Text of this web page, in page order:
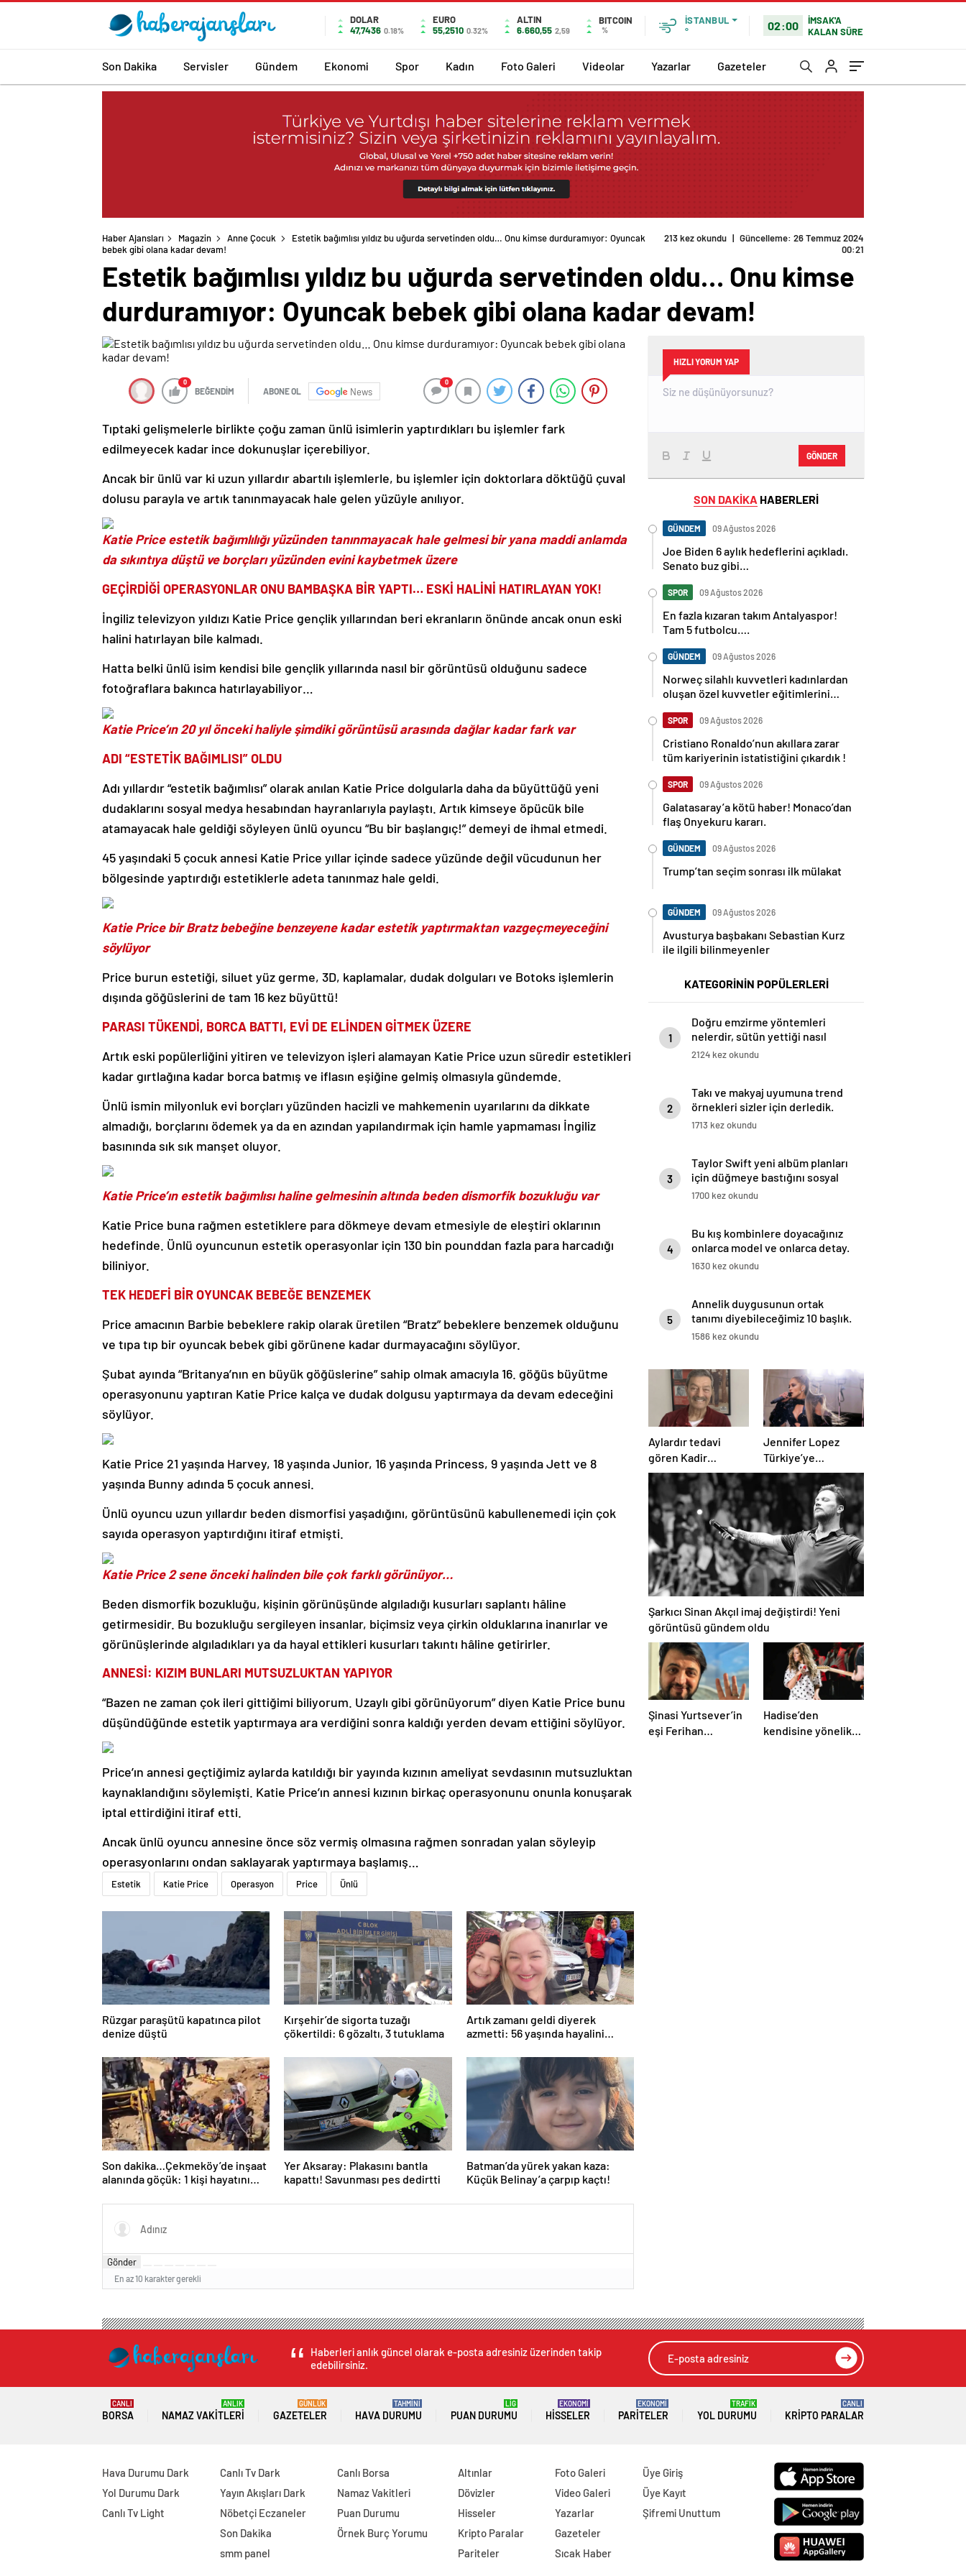
DOLAR
47,7436 0.18%
EURO
55,2510 0.32%
ALTIN
6.660,55 2,59
BITCOIN
%
İSTANBUL
°
02:00
İMSAK'A
KALAN SÜRE
Son Dakika Servisler Gündem Ekonomi Spor Kadın Foto Galeri Videolar Yazarlar Gazeteler
Haber Ajansları Magazin Anne Çocuk
Estetik bağımlısı yıldız bu uğurda servetinden oldu… Onu kimse durduramıyor: Oyuncak
bebek gibi olana kadar devam!
213 kez okundu | Güncelleme: 26 Temmuz 2024
00:21
Estetik bağımlısı yıldız bu uğurda servetinden oldu… Onu kimse
durduramıyor: Oyuncak bebek gibi olana kadar devam!
0
BEĞENDİM ABONE OL News
0
Tıptaki gelişmelerle birlikte çoğu zaman ünlü isimlerin yaptırdıkları bu işlemler fark
edilmeyecek kadar ince dokunuşlar içerebiliyor.
Ancak bir ünlü var ki uzun yıllardır abartılı işlemlerle, bu işlemler için doktorlara döktüğü çuval
dolusu parayla ve artık tanınmayacak hale gelen yüzüyle anılıyor.
Katie Price estetik bağımlılığı yüzünden tanınmayacak hale gelmesi bir yana maddi anlamda
da sıkıntıya düştü ve borçları yüzünden evini kaybetmek üzere
GEÇİRDİĞİ OPERASYONLAR ONU BAMBAŞKA BİR YAPTI… ESKİ HALİNİ HATIRLAYAN YOK!
İngiliz televizyon yıldızı Katie Price gençlik yıllarından beri ekranların önünde ancak onun eski
halini hatırlayan bile kalmadı.
Hatta belki ünlü isim kendisi bile gençlik yıllarında nasıl bir görüntüsü olduğunu sadece
fotoğraflara bakınca hatırlayabiliyor…
Katie Price’ın 20 yıl önceki haliyle şimdiki görüntüsü arasında dağlar kadar fark var
ADI “ESTETİK BAĞIMLISI” OLDU
Adı yıllardır “estetik bağımlısı” olarak anılan Katie Price dolgularla daha da büyüttüğü yeni
dudaklarını sosyal medya hesabından hayranlarıyla paylaştı. Artık kimseye öpücük bile
atamayacak hale geldiği söyleyen ünlü oyuncu “Bu bir başlangıç!” demeyi de ihmal etmedi.
45 yaşındaki 5 çocuk annesi Katie Price yıllar içinde sadece yüzünde değil vücudunun her
bölgesinde yaptırdığı estetiklerle adeta tanınmaz hale geldi.
Katie Price bir Bratz bebeğine benzeyene kadar estetik yaptırmaktan vazgeçmeyeceğini
söylüyor
Price burun estetiği, siluet yüz germe, 3D, kaplamalar, dudak dolguları ve Botoks işlemlerin
dışında göğüslerini de tam 16 kez büyüttü!
PARASI TÜKENDİ, BORCA BATTI, EVİ DE ELİNDEN GİTMEK ÜZERE
Artık eski popülerliğini yitiren ve televizyon işleri alamayan Katie Price uzun süredir estetikleri
kadar gırtlağına kadar borca batmış ve iflasın eşiğine gelmiş olmasıyla gündemde.
Ünlü ismin milyonluk evi borçları yüzünden hacizli ve mahkemenin uyarılarını da dikkate
almadığı, borçlarını ödemek ya da en azından yapılandırmak için hamle yapmaması İngiliz
basınında sık sık manşet oluyor.
Katie Price’ın estetik bağımlısı haline gelmesinin altında beden dismorfik bozukluğu var
Katie Price buna rağmen estetiklere para dökmeye devam etmesiyle de eleştiri oklarının
hedefinde. Ünlü oyuncunun estetik operasyonlar için 130 bin pounddan fazla para harcadığı
biliniyor.
TEK HEDEFİ BİR OYUNCAK BEBEĞE BENZEMEK
Price amacının Barbie bebeklere rakip olarak üretilen “Bratz” bebeklere benzemek olduğunu
ve tıpa tıp bir oyuncak bebek gibi görünene kadar durmayacağını söylüyor.
Şubat ayında “Britanya’nın en büyük göğüslerine” sahip olmak amacıyla 16. göğüs büyütme
operasyonunu yaptıran Katie Price kalça ve dudak dolgusu yaptırmaya da devam edeceğini
söylüyor.
Katie Price 21 yaşında Harvey, 18 yaşında Junior, 16 yaşında Princess, 9 yaşında Jett ve 8
yaşında Bunny adında 5 çocuk annesi.
Ünlü oyuncu uzun yıllardır beden dismorfisi yaşadığını, görüntüsünü kabullenemedi için çok
sayıda operasyon yaptırdığını itiraf etmişti.
Katie Price 2 sene önceki halinden bile çok farklı görünüyor…
Beden dismorfik bozukluğu, kişinin görünüşünde algıladığı kusurları saplantı hâline
getirmesidir. Bu bozukluğu sergileyen insanlar, biçimsiz veya çirkin olduklarına inanırlar ve
görünüşlerinde algıladıkları ya da hayal ettikleri kusurları takıntı hâline getirirler.
ANNESİ: KIZIM BUNLARI MUTSUZLUKTAN YAPIYOR
“Bazen ne zaman çok ileri gittiğimi biliyorum. Uzaylı gibi görünüyorum” diyen Katie Price bunu
düşündüğünde estetik yaptırmaya ara verdiğini sonra kaldığı yerden devam ettiğini söylüyor.
Price’ın annesi geçtiğimiz aylarda katıldığı bir yayında kızının ameliyat sevdasının mutsuzluktan
kaynaklandığını söylemişti. Katie Price’ın annesi kızının birkaç operasyonunu onunla konuşarak
iptal ettirdiğini itiraf etti.
Ancak ünlü oyuncu annesine önce söz vermiş olmasına rağmen sonradan yalan söyleyip
operasyonlarını ondan saklayarak yaptırmaya başlamış…
Estetik Katie Price Operasyon Price Ünlü
Rüzgar paraşütü kapatınca pilot
denize düştü
Kırşehir’de sigorta tuzağı
çökertildi: 6 gözaltı, 3 tutuklama
Artık zamanı geldi diyerek
azmetti: 56 yaşında hayalini
Son dakika…Çekmeköy’de inşaat
alanında göçük: 1 kişi hayatını
Yer Aksaray: Plakasını bantla
kapattı! Savunması pes dedirtti
Batman’da yürek yakan kaza:
Küçük Belinay’a çarpıp kaçtı!
Gönder
En az 10 karakter gerekli
HIZLI YORUM YAP
GÖNDER
SON DAKİKA HABERLERİ
GÜNDEM 09 Ağustos 2026
Joe Biden 6 aylık hedeflerini açıkladı.
Senato buz gibi…
SPOR 09 Ağustos 2026
En fazla kızaran takım Antalyaspor!
Tam 5 futbolcu….
GÜNDEM 09 Ağustos 2026
Norweç silahlı kuvvetleri kadınlardan
oluşan özel kuvvetler eğitimlerini
SPOR 09 Ağustos 2026
Cristiano Ronaldo’nun akıllara zarar
tüm kariyerinin istatistiğini çıkardık !
SPOR 09 Ağustos 2026
Galatasaray’a kötü haber! Monaco’dan
flaş Onyekuru kararı.
GÜNDEM 09 Ağustos 2026
Trump’tan seçim sonrası ilk mülakat
GÜNDEM 09 Ağustos 2026
Avusturya başbakanı Sebastian Kurz
ile ilgili bilinmeyenler
KATEGORİNİN POPÜLERLERİ
1
Doğru emzirme yöntemleri
nelerdir, sütün yettiği nasıl
anlaşılır?
2124 kez okundu
2
Takı ve makyaj uyumuna trend
örnekleri sizler için derledik.
1713 kez okundu
3
Taylor Swift yeni albüm planları
için düğmeye bastığını sosyal
medyadan duyurdu!
1700 kez okundu
4
Bu kış kombinlere doyacağınız
onlarca model ve onlarca detay.
1630 kez okundu
5
Annelik duygusunun ortak
tanımı diyebileceğimiz 10 başlık.
1586 kez okundu
Aylardır tedavi
gören Kadir
İnanır’ın son hali
ortaya çıktı
Jennifer Lopez
Türkiye’ye
gelmeden konser
biletlerine zam
geldi
Şarkıcı Sinan Akçıl imaj değiştirdi! Yeni
görüntüsü gündem oldu
Şinasi Yurtsever’in
eşi Ferihan
Hadise’den
kendisine yönelik
Haberleri anlık güncel olarak e-posta adresiniz üzerinden takip
edebilirsiniz.
BORSA
CANLI
NAMAZ VAKITLERI
ANLIK
GAZETELER
GÜNLÜK
HAVA DURUMU
TAHMİNİ
PUAN DURUMU
LİG
HISSELER
EKONOMİ
PARITELER
EKONOMİ
YOL DURUMU
TRAFİK
KRIPTO PARALAR
CANLI
Hava Durumu Dark
Yol Durumu Dark
Canlı Tv Light
Canlı Tv Dark
Yayın Akışları Dark
Nöbetçi Eczaneler
Son Dakika
smm panel
Canlı Borsa
Namaz Vakitleri
Puan Durumu
Örnek Burç Yorumu
Altınlar
Dövizler
Hisseler
Kripto Paralar
Pariteler
Foto Galeri
Video Galeri
Yazarlar
Gazeteler
Sıcak Haber
Üye Giriş
Üye Kayıt
Şifremi Unuttum